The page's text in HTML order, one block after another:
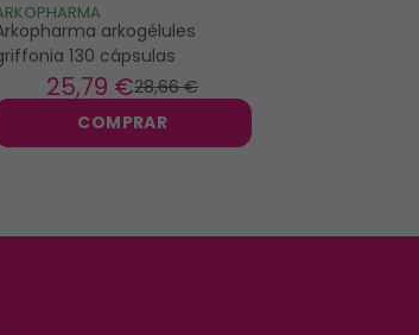
arkogélules
130 cápsulas
28,66 €
25,79 €
COMPRAR